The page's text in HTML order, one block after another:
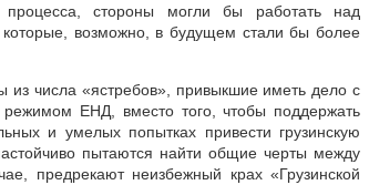
стороны могли бы работать над
возможно, в будущем стали бы более
из числа «ястребов», привыкшие иметь дело с
ЕНД, вместо того, чтобы поддержать
и умелых попытках привести грузинскую
пытаются найти общие черты между
предрекают неизбежный крах «Грузинской